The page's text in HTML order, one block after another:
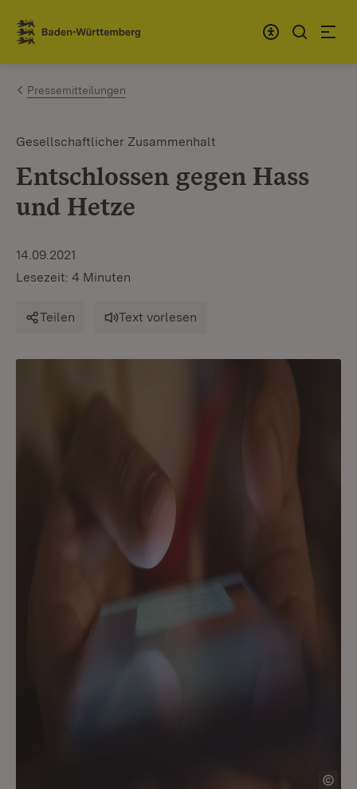
Zum Inhalt springen
Link zur Startseite
Pressemitteilungen
Gesellschaftlicher Zusammenhalt
Entschlossen gegen Hass
und Hetze
14.09.2021
Lesezeit: 4 Minuten
Teilen Text vorlesen